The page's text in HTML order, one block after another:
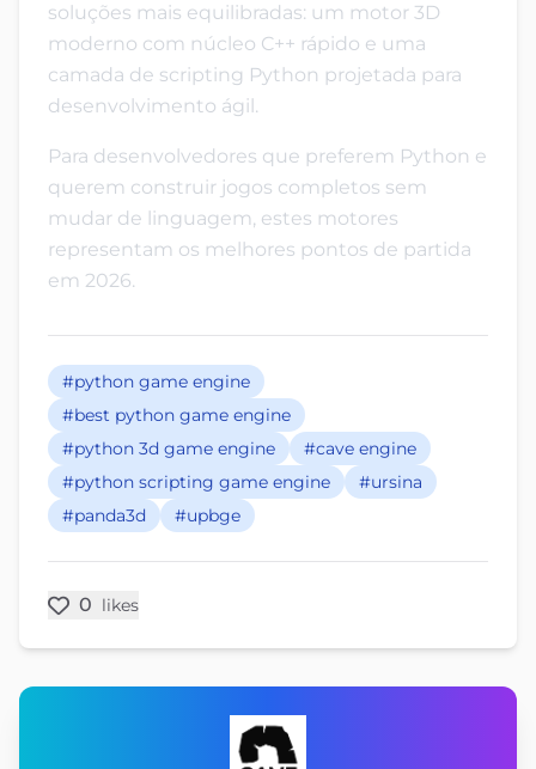
soluções mais equilibradas: um motor 3D
moderno com núcleo C++ rápido e uma
camada de scripting Python projetada para
desenvolvimento ágil.
Para desenvolvedores que preferem Python e
querem construir jogos completos sem
mudar de linguagem, estes motores
representam os melhores pontos de partida
em 2026.
#python game engine
#best python game engine
#python 3d game engine
#cave engine
#python scripting game engine
#ursina
#panda3d
#upbge
0 likes